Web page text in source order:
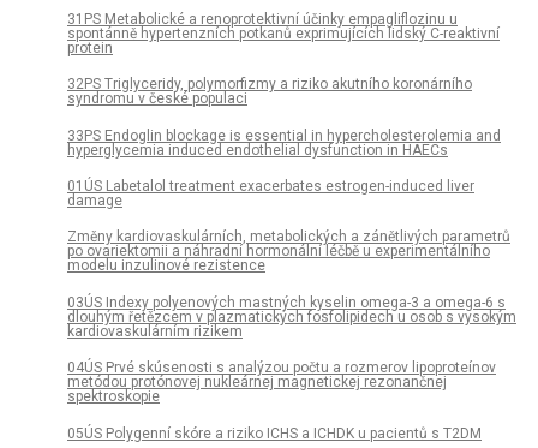
31PS Metabolické a renoprotektivní účinky empagliflozinu u
spontánně hypertenzních potkanů exprimujících lidský C-reaktivní
protein
32PS Triglyceridy, polymorfizmy a riziko akutního koronárního
syndromu v české populaci
33PS Endoglin blockage is essential in hypercholesterolemia and
hyperglycemia induced endothelial dysfunction in HAECs
01ÚS Labetalol treatment exacerbates estrogen-induced liver
damage
Změny kardiovaskulárních, metabolických a zánětlivých parametrů
po ovariektomii a náhradní hormonální léčbě u experimentálního
modelu inzulinové rezistence
03ÚS Indexy polyenových mastných kyselin omega-3 a omega-6 s
dlouhým řetězcem v plazmatických fosfolipidech u osob s vysokým
kardiovaskulárním rizikem
04ÚS Prvé skúsenosti s analýzou počtu a rozmerov lipoproteínov
metódou protónovej nukleárnej magnetickej rezonančnej
spektroskopie
05ÚS Polygenní skóre a riziko ICHS a ICHDK u pacientů s T2DM